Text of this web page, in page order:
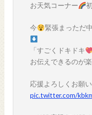
お天気コーナー
今 緊張まっただ中
「すごくドキドキ
お伝えできるのが
応援よろしくお願
pic.twitter.com/